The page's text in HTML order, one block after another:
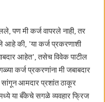
पण मी कर्ज वापरले नाही, तर
आहे की, ’या कर्ज प्रकरणाशी
आहेत’, तसेच विवेक पाटील
कर्ज प्रकरणांना मी जबाबदार
आमदार प्रशांत ठाकूर
या बँकेचे सगळे व्यवहार फ्रिज